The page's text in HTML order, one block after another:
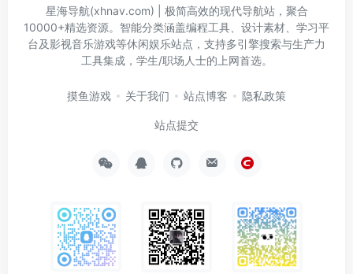
星海导航(xhnav.com) | 极简高效的现代导航站，聚合
10000+精选资源。智能分类涵盖编程工具、设计素材、学习平
台及影视音乐游戏等休闲娱乐站点，支持多引擎搜索与生产力
工具集成，学生/职场人士的上网首选。
摸鱼游戏 关于我们 站点博客 隐私政策
站点提交